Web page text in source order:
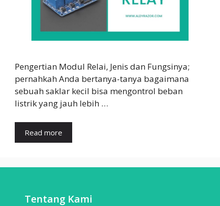
Pengertian Modul Relai, Jenis dan Fungsinya;
pernahkah Anda bertanya-tanya bagaimana
sebuah saklar kecil bisa mengontrol beban
listrik yang jauh lebih …
Read more
Tentang Kami